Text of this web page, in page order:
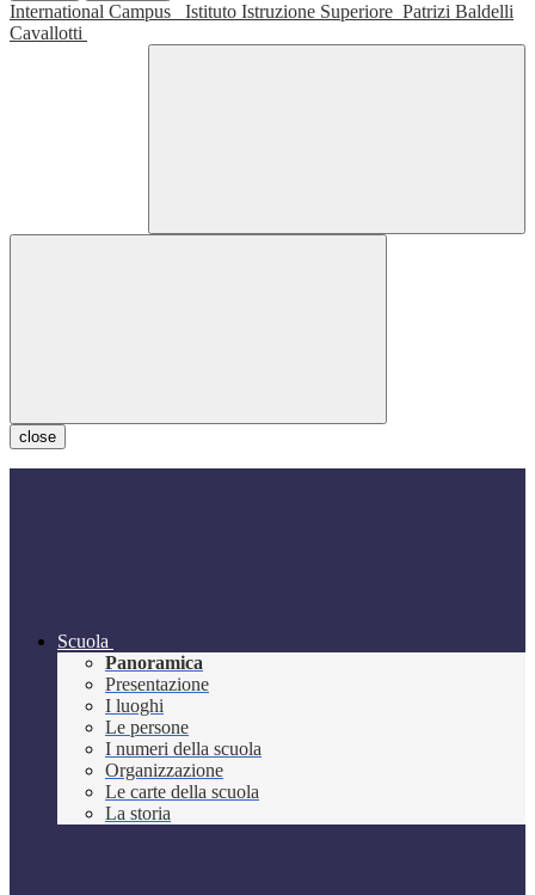
International Campus Istituto Istruzione Superiore Patrizi Baldelli
Cavallotti
close
Scuola
Panoramica
Presentazione
I luoghi
Le persone
I numeri della scuola
Organizzazione
Le carte della scuola
La storia